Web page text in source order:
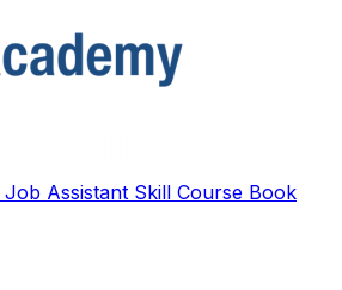
Job Assistant Skill Course Book